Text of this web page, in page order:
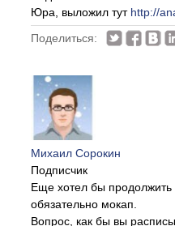
Юра, выложил тут http://
Поделиться:
Михаил Сорокин
Подписчик
Еще хотел бы продолжить
обязательно мокап.
Вопрос, как бы вы